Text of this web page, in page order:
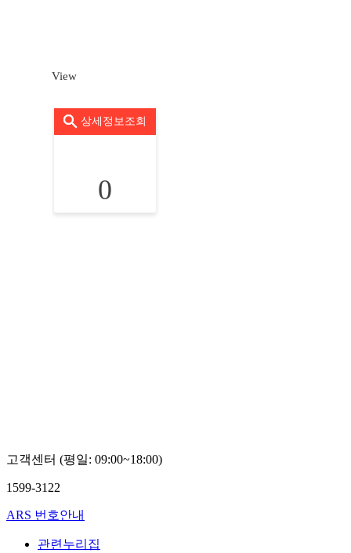
View
상세정보조회
0
고객센터 (평일: 09:00~18:00)
1599-3122
ARS 번호안내
관련누리집